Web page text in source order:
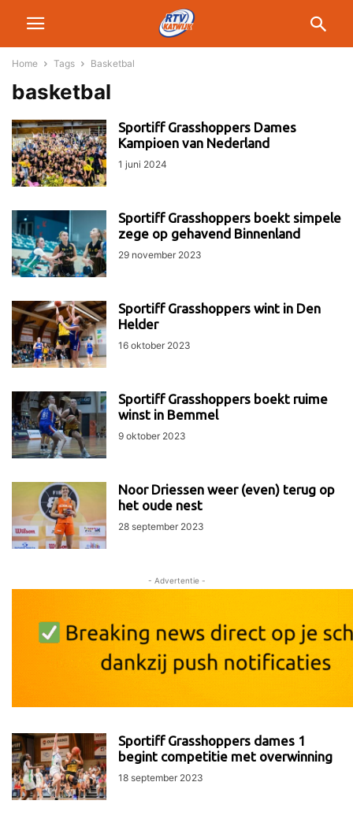
Home Tags Basketbal
basketbal
Sportiff Grasshoppers Dames
Kampioen van Nederland
1 juni 2024
Sportiff Grasshoppers boekt simpele
zege op gehavend Binnenland
29 november 2023
Sportiff Grasshoppers wint in Den
Helder
16 oktober 2023
Sportiff Grasshoppers boekt ruime
winst in Bemmel
9 oktober 2023
Noor Driessen weer (even) terug op
het oude nest
28 september 2023
- Advertentie -
Sportiff Grasshoppers dames 1
begint competitie met overwinning
18 september 2023